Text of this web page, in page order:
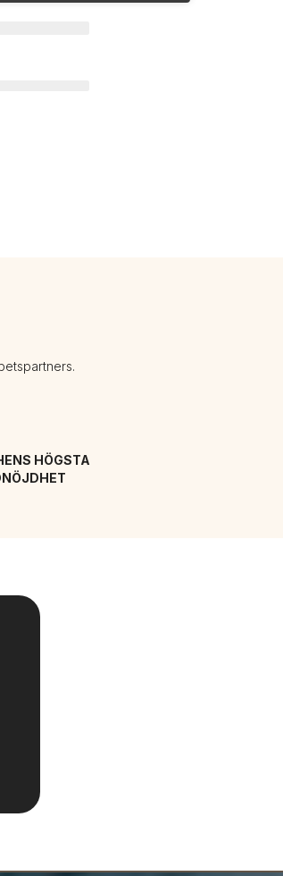
HÖGSTA